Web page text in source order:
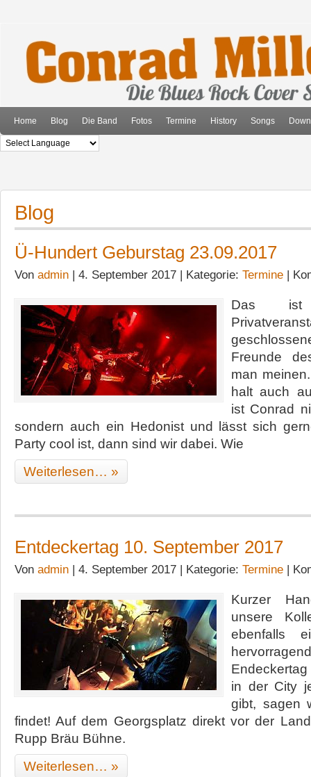
Home Blog Die Band Fotos Termine History Songs
Blog
Ü-Hundert Geburstag 23.09.2017
Von admin | 4. September 2017 | Kategorie: Termine |
Das ist
Freunde
man
halt auch
ist Conrad
sondern auch ein Hedonist und lässt sich
Party cool ist, dann sind wir dabei. Wie
Weiterlesen… »
Entdeckertag 10. September 2017
Von admin | 4. September 2017 | Kategorie: Termine |
Kurzer
unsere
ebenfalls
in der City
gibt, sagen
findet! Auf dem Georgsplatz direkt vor der
Rupp Bräu Bühne.
Weiterlesen… »